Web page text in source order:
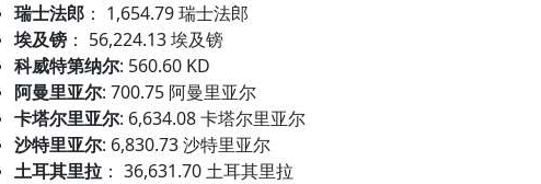
瑞士法郎 ： 1,654.79 瑞士法郎
埃及镑 ： 56,224.13 埃及镑
科威特第纳尔: 560.60 KD
阿曼里亚尔:700.75 阿曼里亚尔
卡塔尔里亚尔: 6,634.08 卡塔尔里亚尔
沙特里亚尔: 6,830.73 沙特里亚尔
土耳其里拉 ：36,631.70 土耳其里拉